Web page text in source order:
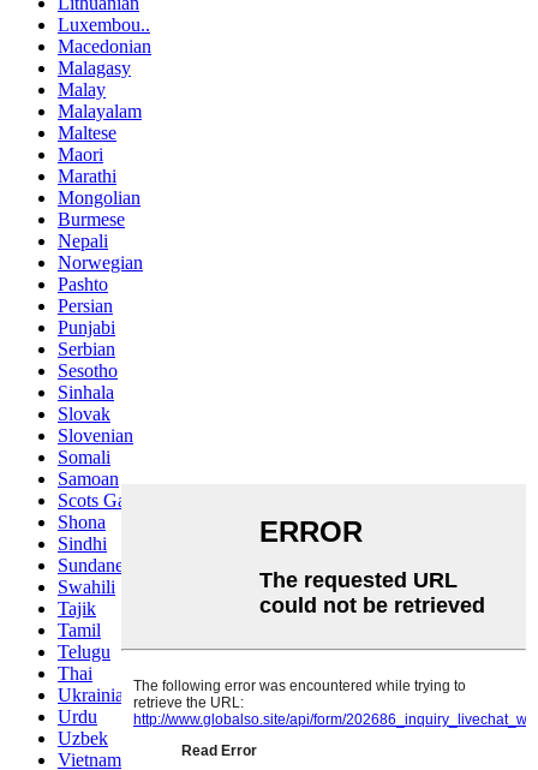
Luxembou..
Macedonian
Malagasy
Malay
Malayalam
Maltese
Maori
Marathi
Mongolian
Burmese
Nepali
Norwegian
Pashto
Persian
Punjabi
Serbian
Sesotho
Sinhala
Slovak
Slovenian
Somali
Samoan
Scots Gaelic
Shona
Sindhi
Sundanese
Swahili
Tajik
Tamil
Telugu
Thai
Ukrainian
Urdu
Uzbek
Vietnamese